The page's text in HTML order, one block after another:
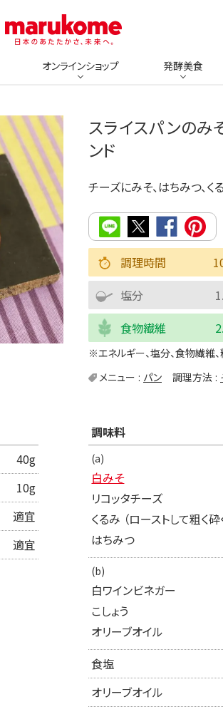
オンラインショップ 発酵美食
スライスパンのみ
ンド
チーズにみそ、はちみつ、
調理時間
塩分
食物繊維
※エネルギー、塩分、食物繊維
メニュー
パン 調理方法
40g
10g
適宜
適宜
調味料
(a)
白みそ
リコッタチーズ
くるみ （ローストして粗く砕
はちみつ
(b)
白ワインビネガー
こしょう
オリーブオイル
食塩
オリーブオイル